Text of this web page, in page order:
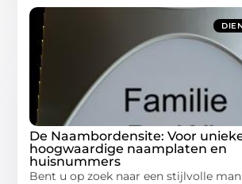
De Naambordensite: Voor
hoogwaardige naamplaten en
huisnummers
Bent u op zoek naar een stijlvolle